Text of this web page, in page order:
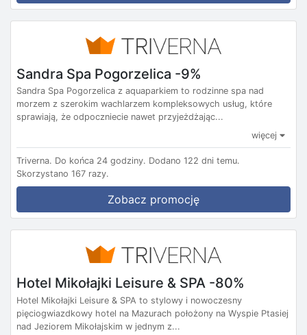
Sandra Spa Pogorzelica -9%
Sandra Spa Pogorzelica z aquaparkiem to rodzinne spa nad
morzem z szerokim wachlarzem kompleksowych usług, które
sprawiają, że odpoczniecie nawet przyjeżdżając...
więcej
Triverna. Do końca 24 godziny. Dodano 122 dni temu.
Skorzystano 167 razy.
Zobacz promocję
Hotel Mikołajki Leisure & SPA -80%
Hotel Mikołajki Leisure & SPA to stylowy i nowoczesny
pięciogwiazdkowy hotel na Mazurach położony na Wyspie Ptasiej
nad Jeziorem Mikołajskim w jednym z...